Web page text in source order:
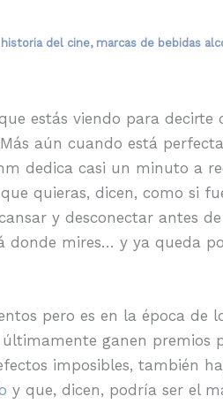
historia del cine, marcas de bebidas
estás viendo para decirte
aún cuando está
dedica casi un minuto a
quieras, dicen, como si
y desconectar antes
mires… y ya queda
pero es en la época de
ganen premios
imposibles, también
y que, dicen, podría ser el